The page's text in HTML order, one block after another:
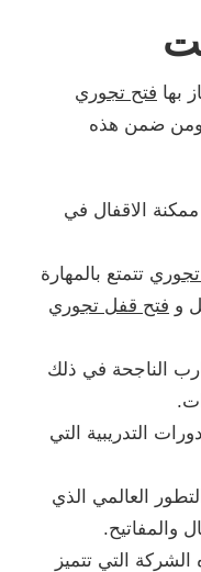
بها فتح تجوري
ومن ضمن هذه
الاقفال في
تتمتع بالمهارة
و فتح قفل تجوري
الناجحة في ذلك
التدريبية التي
العالمي الذي
والمفاتيح.
التي تتميز